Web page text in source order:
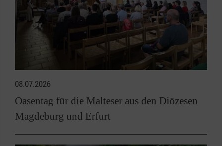
08.07.2026
Oasentag für die Malteser aus den Diözesen
Magdeburg und Erfurt